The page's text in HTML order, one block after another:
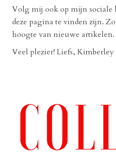
Volg mij ook op mijn sociale
deze pagina te vinden zijn.
hoogte van nieuwe artikelen.
Veel plezier! Liefs, Kimberley